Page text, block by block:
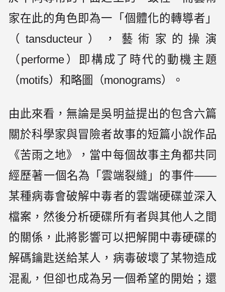
家在此的角色即為一「個體化的轉導者」
（tansducteur），藝術家的操演
（performe）即構成了時代的動機主題
（motifs）和略圖（monograms）。
由此來看，無論是吳明益提出的包含六篇
關於科學家與冒險者故事的短篇小說作品
《苦雨之地》，當中每個故事主角都共同
經歷著一個名為「雲端裂縫」的事件——
某種病毒會破解中毒者的雲端硬碟並深入
檔案，然後分析硬碟所有者與其他人之間
的關係，此將影響可以把解開中毒硬碟的
解碼鑰匙送給某人，病毒破壞了某物造成
混亂，但卻也成為另一個希望的開始；還